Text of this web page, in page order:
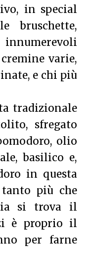
in special
bruschette,
varie,
e chi più
tradizionale
sfregato
olio
basilico e,
in questa
più che
si trova il
è proprio il
per farne